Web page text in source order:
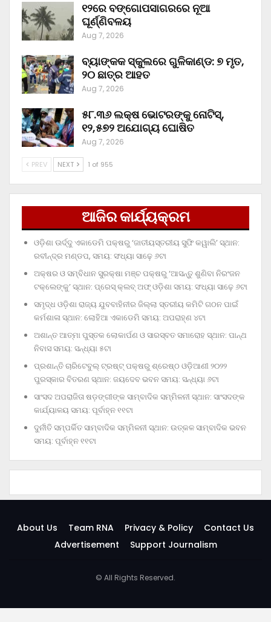
୧୨ରେ ବଙ୍ଗୋପସାଗରରେ ନୂଆ
ଘୂର୍ଣ୍ଣିବଳୟ
Aug 7, 2026
ବ୍ୟାଙ୍କକ ସ୍କୁଲରେ ଗୁଳିକାଣ୍ଡ: ୭ ମୃତ,
୨୦ ଛାତ୍ର ଆହତ
Aug 7, 2026
୫୮.୩୬ ଲକ୍ଷ ଭୋଟରଙ୍କୁ ନୋଟିସ୍‌,
୧୨,୫୭୨ ଅଯୋଗ୍ୟ ଘୋଷିତ
Aug 7, 2026
PREV NEXT 1 of 955
ଆଜିର କାର୍ଯ୍ୟକ୍ରମ
ଓଡ଼ିଶା ଊର୍ଦ୍ଦୁ ଏକାଡେମି ପକ୍ଷରୁ ‘ଜାତୀୟସ୍ତରୀୟ ସୁଫି କୱାଲି’ ସ୍ଥାନ:
ରବୀନ୍ଦ୍ର ମଣ୍ଡପ, ସମୟ: ସଂଧ୍ୟା ସାଢ଼େ ୬ଟା
ଅକ୍ଷର ଓ ସମ୍ବିଧାନ ସୁରକ୍ଷା ମଞ୍ଚ ପକ୍ଷରୁ ‘ଆସନ୍ତୁ ଶୁଣିବା ନିରଂଜନ
ଟକ୍‌ଲେଙ୍କୁ’ ସ୍ଥାନ: ପ୍ରେସ୍‌ କ୍ଲବ୍‌ ଅଫ୍‌ ଓଡ଼ିଶା ସମୟ: ସଂଧ୍ୟା ସାଢ଼େ ୬ଟା
ସମୃଦ୍ଧ ଓଡ଼ିଶା ରାଜ୍ୟ ଯୁବବାହିନୀର ଜିଲ୍ଲା ସ୍ତରୀୟ କମିଟି ଗଠନ ପାଇଁ
କର୍ମଶାଳା ସ୍ଥାନ: ଲୋହିଆ ଏକାଡେମି ସମୟ: ଅପରାହ୍‌ଣ ୪ଟା
ଅଶାନ୍ତ ଆତ୍ମା ପୁସ୍ତକ ଲୋକାର୍ପଣ ଓ ସାରସ୍ବତ ସମାରୋହ ସ୍ଥାନ: ପାନ୍ଥ
ନିବାସ ସମୟ: ସନ୍ଧ୍ୟା ୫ଟା
ପ୍ରଶାନ୍ତି ଚାରିଟେବୁଲ୍‌ ଟ୍ରଷ୍ଟ୍‌ ପକ୍ଷରୁ ଶ୍ରେଷ୍ଠ ଓଡ଼ିଆଣୀ ୨୦୨୨
ପୁରସ୍କାର ବିତରଣ ସ୍ଥାନ: ଜୟଦେବ ଭବନ ସମୟ: ସନ୍ଧ୍ୟା ୬ଟା
ସାଂସଦ ଅପରାଜିତା ଷଡ଼ଙ୍ଗୀଙ୍କ ସାମ୍ବାଦିକ ସମ୍ମିଳନୀ ସ୍ଥାନ: ସାଂସଦଙ୍କ
କାର୍ଯ୍ୟାଳୟ ସମୟ: ପୂର୍ବାହ୍ନ ୧୧ଟା
ଦୁର୍ନୀତି ସମ୍ପର୍କିତ ସାମ୍ବାଦିକ ସମ୍ମିଳନୀ ସ୍ଥାନ: ଉତ୍କଳ ସାମ୍ବାଦିକ ଭବନ
ସମୟ: ପୂର୍ବାହ୍ନ ୧୧ଟା
About Us Team RNA Privacy & Policy
Contact Us
Advertisement
Support Journalism
© All Rights Reserved.